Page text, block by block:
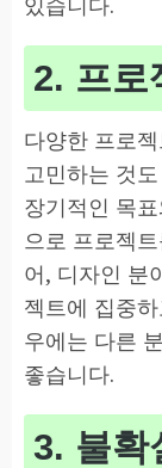
2. 프로
다양한 프로
고민하는 것
장기적인 목
으로 프로젝
어, 디자인 분
젝트에 집중
우에는 다른
좋습니다.
3. 불확